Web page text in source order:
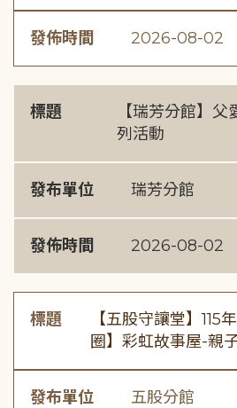
發佈時間 2026-08-02
標題
【瑞芳分館】
列活動
發布單位 瑞芳分館
發佈時間 2026-08-02
標題
【五股守讓堂】115
圈】彩虹故事屋-親
發布單位 五股分館